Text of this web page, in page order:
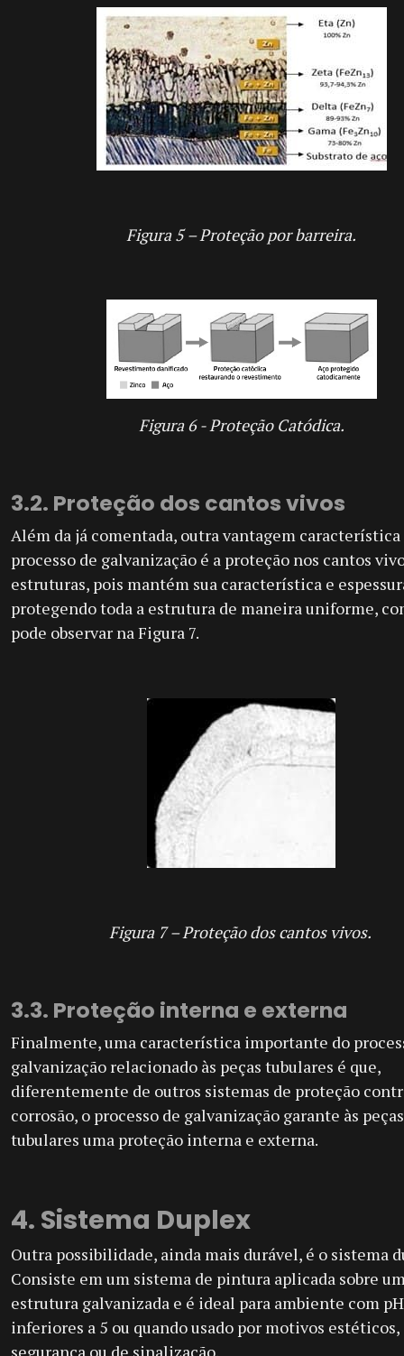
Figura 5 – Proteção por barreira.
Figura 6 - Proteção Catódica.
3.2. Proteção dos cantos vivos
Além da já comentada, outra vantagem característica
processo de galvanização é a proteção nos cantos
estruturas, pois mantém sua característica e
protegendo toda a estrutura de maneira uniforme,
pode observar na Figura 7.
Figura 7 – Proteção dos cantos vivos.
3.3. Proteção interna e externa
Finalmente, uma característica importante do
galvanização relacionado às peças tubulares é que,
diferentemente de outros sistemas de proteção
corrosão, o processo de galvanização garante às peças
tubulares uma proteção interna e externa.
4. Sistema Duplex
Outra possibilidade, ainda mais durável, é o sistema
Consiste em um sistema de pintura aplicada sobre
estrutura galvanizada e é ideal para ambiente com pH
inferiores a 5 ou quando usado por motivos estéticos,